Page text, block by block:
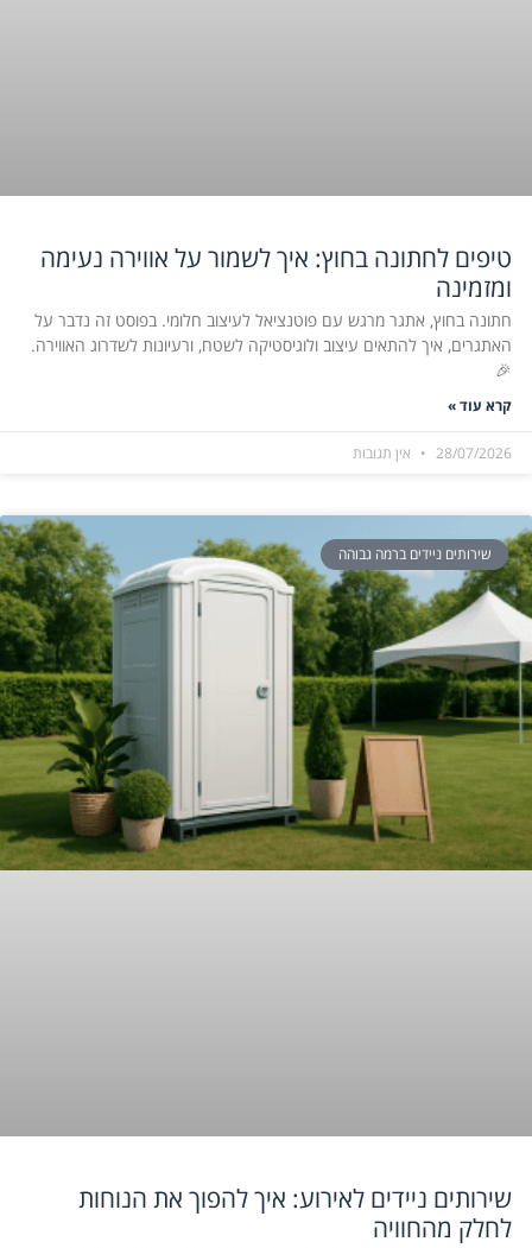
טיפים לחתונה בחוץ: איך לשמור על אווירה נעימה
ומזמינה
חתונה בחוץ, אתגר מרגש עם פוטנציאל לעיצוב חלומי. בפוסט זה נדבר על
האתגרים, איך להתאים עיצוב ולוגיסטיקה לשטח, ורעיונות לשדרוג האווירה.
🎉
קרא עוד »
28/07/2026 אין תגובות
שירותים ניידים ברמה גבוהה
שירותים ניידים לאירוע: איך להפוך את הנוחות
לחלק מהחוויה